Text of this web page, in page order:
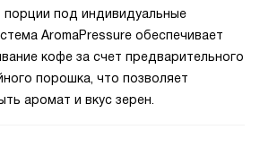
порции под индивидуальные
AromaPressure обеспечивает
кофе за счет предварительного
порошка, что позволяет
аромат и вкус зерен.